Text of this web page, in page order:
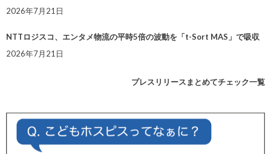
2026年7月21日
NTTロジスコ、エンタメ物流の平時5倍の波動を「t-Sort MAS」で吸収
2026年7月21日
プレスリリースまとめてチェック一覧